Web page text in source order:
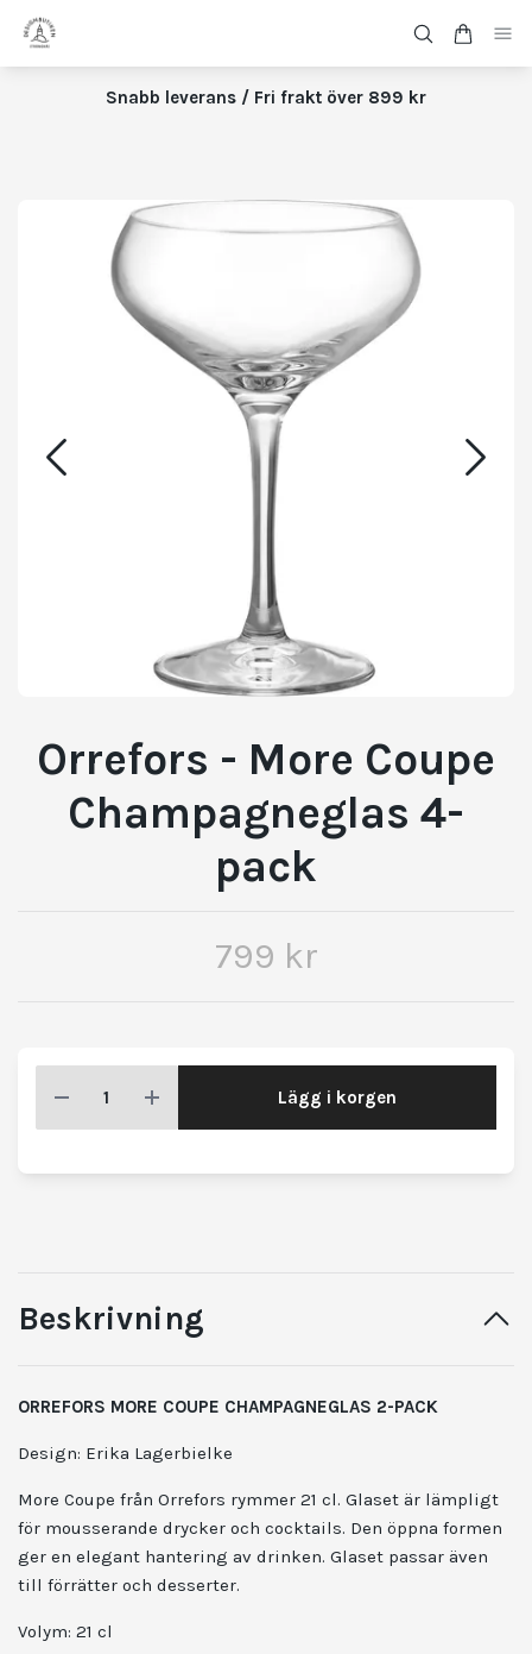
Snabb leverans / Fri frakt över 899 kr
Orrefors - More Coupe
Champagneglas 4-
pack
799 kr
Lägg i korgen
Beskrivning
ORREFORS MORE COUPE CHAMPAGNEGLAS 2-PACK
Design: Erika Lagerbielke
More Coupe från Orrefors rymmer 21 cl. Glaset är lämpligt
för mousserande drycker och cocktails. Den öppna formen
ger en elegant hantering av drinken. Glaset passar även
till förrätter och desserter.
Volym: 21 cl